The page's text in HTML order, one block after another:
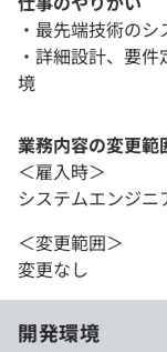
・最先端技術のシ
・詳細設計、要
境
業務内容の変更範
＜雇入時＞
システムエンジニ
＜変更範囲＞
変更なし
開発環境